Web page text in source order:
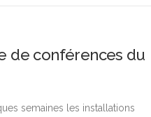
de conférences du
semaines les installations